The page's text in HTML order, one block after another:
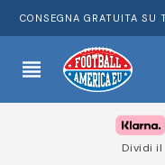
CONSEGNA GRATUITA
view_headline
Dividi